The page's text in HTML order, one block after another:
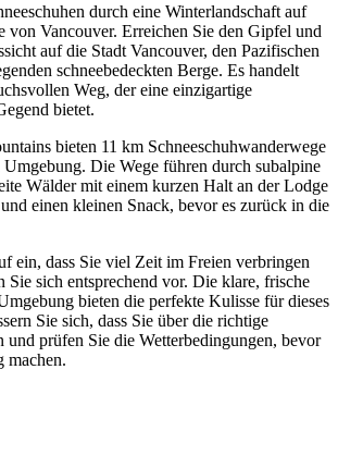
durch eine Winterlandschaft auf
von Vancouver. Erreichen Sie den Gipfel und
auf die Stadt Vancouver, den Pazifischen
schneebedeckten Berge. Es handelt
Weg, der eine einzigartige
bietet.
bieten 11 km Schneeschuhwanderwege
Die Wege führen durch subalpine
Wälder mit einem kurzen Halt an der Lodge
einen kleinen Snack, bevor es zurück in die
ein, dass Sie viel Zeit im Freien verbringen
Sie sich entsprechend vor. Die klare, frische
bieten die perfekte Kulisse für dieses
Sie sich, dass Sie über die richtige
und prüfen Sie die Wetterbedingungen, bevor
machen.